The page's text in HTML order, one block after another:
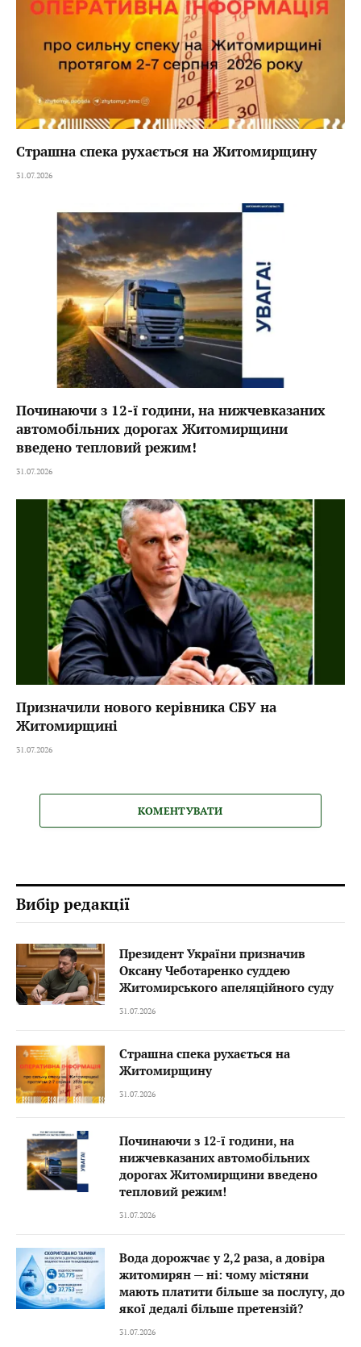
Страшна спека рухається на Житомирщину
31.07.2026
Починаючи з 12-ї години, на нижчевказаних
автомобільних дорогах Житомирщини
введено тепловий режим!
31.07.2026
Призначили нового керівника СБУ на
Житомирщині
31.07.2026
КОМЕНТУВАТИ
Вибір редакції
Президент України призначив
Оксану Чеботаренко суддею
Житомирського апеляційного суду
31.07.2026
Страшна спека рухається на
Житомирщину
31.07.2026
Починаючи з 12-ї години, на
нижчевказаних автомобільних
дорогах Житомирщини введено
тепловий режим!
31.07.2026
Вода дорожчає у 2,2 раза, а довіра
житомирян — ні: чому містяни
мають платити більше за послугу, до
якої дедалі більше претензій?
31.07.2026